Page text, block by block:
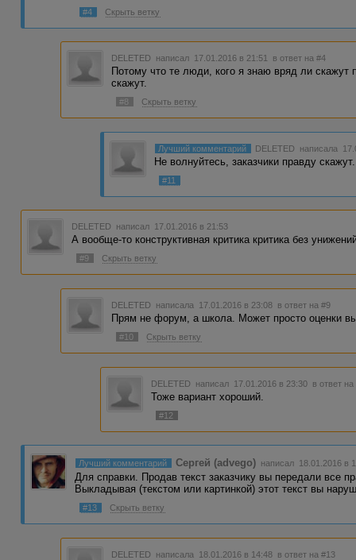
#4 Скрыть ветку
DELETED написал 17.01.2016 в 21:51 в ответ на #4
Потому что те люди, кого я знаю вряд ли скажут
скажут.
#8 Скрыть ветку
Лучший комментарий DELETED написала
Не волнуйтесь, заказчики правду скажут.
#11
DELETED написал 17.01.2016 в 21:53
А вообще-то конструктивная критика критика без
#9 Скрыть ветку
DELETED написала 17.01.2016 в 23:08 в ответ на #9
Прям не форум, а школа. Может просто оценки
#10 Скрыть ветку
DELETED написал 17.01.2016 в 23:30 в ответ
Тоже вариант хороший.
#12
Лучший комментарий Сергей (advego) написал 18.01.2016 в
Для справки. Продав текст заказчику вы передали все
Выкладывая (текстом или картинкой) этот текст вы
#13 Скрыть ветку
DELETED написала 18.01.2016 в 14:48 в ответ на #13